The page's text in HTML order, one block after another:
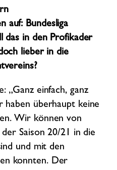
auf: Bundesliga
das in den Profikader
lieber in die
„Ganz einfach, ganz
überhaupt keine
Wir können von
Saison 20/21 in die
und mit den
konnten. Der